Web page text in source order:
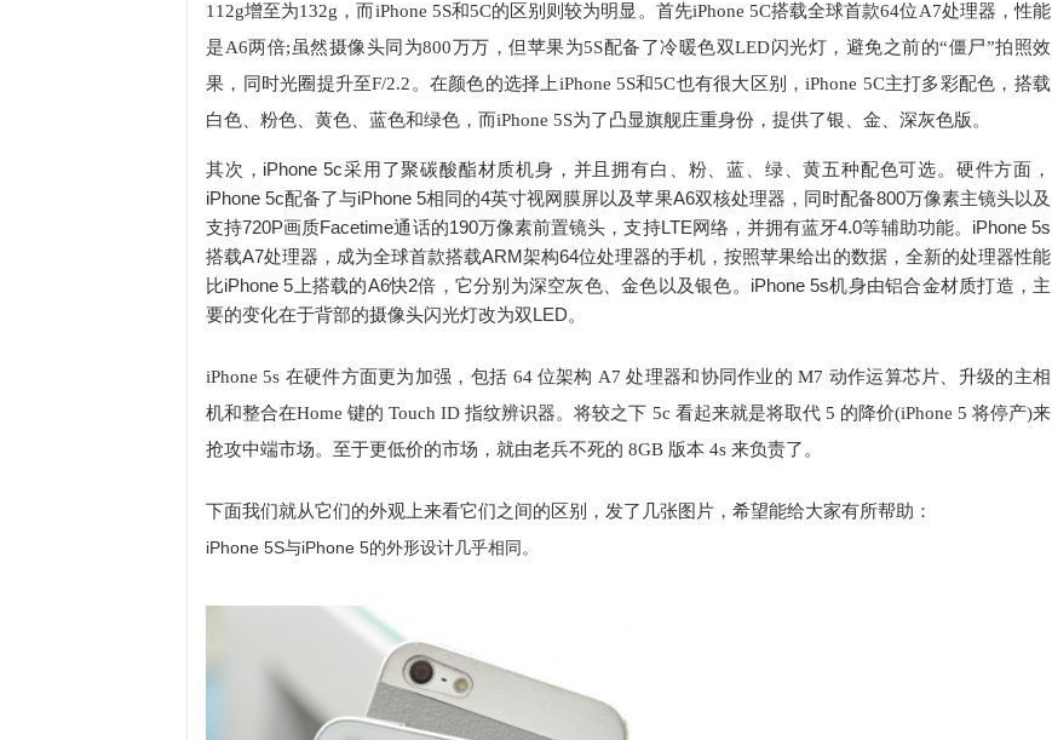
112g增至为132g，而iPhone 5S和5C的区别则较为明显。首先iPhone 5C搭载全球首款64位A7处理器，性能
是A6两倍;虽然摄像头同为800万万，但苹果为5S配备了冷暖色双LED闪光灯，避免之前的“僵尸”拍照效
果，同时光圈提升至F/2.2。在颜色的选择上iPhone 5S和5C也有很大区别，iPhone 5C主打多彩配色，搭载
白色、粉色、黄色、蓝色和绿色，而iPhone 5S为了凸显旗舰庄重身份，提供了银、金、深灰色版。
其次，iPhone 5c采用了聚碳酸酯材质机身，并且拥有白、粉、蓝、绿、黄五种配色可选。硬件方面，
iPhone 5c配备了与iPhone 5相同的4英寸视网膜屏以及苹果A6双核处理器，同时配备800万像素主镜头以及
支持720P画质Facetime通话的190万像素前置镜头，支持LTE网络，并拥有蓝牙4.0等辅助功能。iPhone 5s
搭载A7处理器，成为全球首款搭载ARM架构64位处理器的手机，按照苹果给出的数据，全新的处理器性能
比iPhone 5上搭载的A6快2倍，它分别为深空灰色、金色以及银色。iPhone 5s机身由铝合金材质打造，主
要的变化在于背部的摄像头闪光灯改为双LED。
iPhone 5s 在硬件方面更为加强，包括 64 位架构 A7 处理器和协同作业的 M7 动作运算芯片、升级的主相
机和整合在Home 键的 Touch ID 指纹辨识器。将较之下 5c 看起来就是将取代 5 的降价(iPhone 5 将停产)来
抢攻中端市场。至于更低价的市场，就由老兵不死的 8GB 版本 4s 来负责了。
下面我们就从它们的外观上来看它们之间的区别，发了几张图片，希望能给大家有所帮助：
iPhone 5S与iPhone 5的外形设计几乎相同。